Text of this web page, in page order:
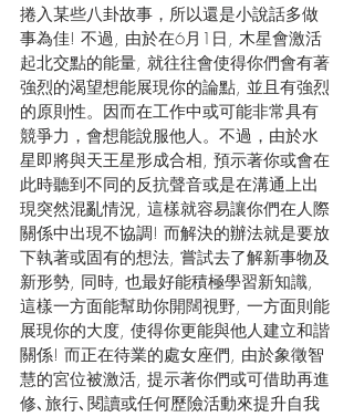
捲入某些八卦故事，所以還是小說話多做
事為佳! 不過, 由於在6月1日, 木星會激活
起北交點的能量, 就往往會使得你們會有著
強烈的渴望想能展現你的論點, 並且有強烈
的原則性。因而在工作中或可能非常具有
競爭力，會想能說服他人。不過，由於水
星即將與天王星形成合相, 預示著你或會在
此時聽到不同的反抗聲音或是在溝通上出
現突然混亂情況, 這樣就容易讓你們在人際
關係中出現不協調! 而解決的辦法就是要放
下執著或固有的想法, 嘗試去了解新事物及
新形勢, 同時, 也最好能積極學習新知識,
這樣一方面能幫助你開闊視野, 一方面則能
展現你的大度, 使得你更能與他人建立和諧
關係! 而正在待業的處女座們, 由於象徵智
慧的宮位被激活, 提示著你們或可借助再進
修､旅行､閱讀或任何歷險活動來提升自我